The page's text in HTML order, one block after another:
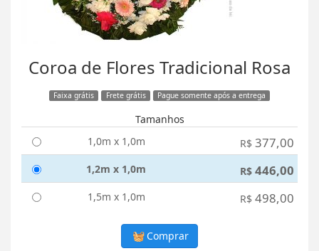
Coroa de Flores Tradicional Rosa
Faixa grátis Frete grátis Pague somente após a entrega
Tamanhos
1,0m x 1,0m
R$ 377,00
1,2m x 1,0m R$ 446,00
1,5m x 1,0m R$ 498,00
Comprar